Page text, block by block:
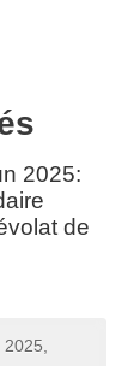
2025:
de